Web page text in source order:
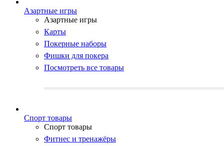
Азартные игры
Азартные игры
Карты
Покерные наборы
Фишки для покера
Посмотреть все товары
Cпорт товары
Cпорт товары
Фитнес и тренажёры